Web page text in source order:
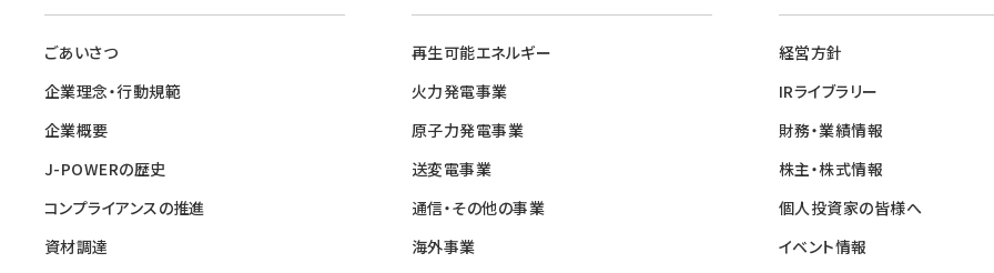
ごあいさつ
企業理念・行動規範
企業概要
J-POWERの歴史
コンプライアンスの推進
資材調達
再生可能エネルギー
火力発電事業
原子力発電事業
送変電事業
通信・その他の事業
海外事業
経営方針
IRライブラリー
財務・業績情報
株主・株式情報
個人投資家の皆様へ
イベント情報